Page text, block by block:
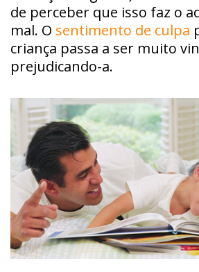
de perceber que isso faz o
mal. O sentimento de culpa
criança passa a ser muito
prejudicando-a.